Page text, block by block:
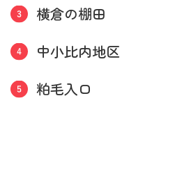
横倉の棚田
中小比内地区
粕毛入口